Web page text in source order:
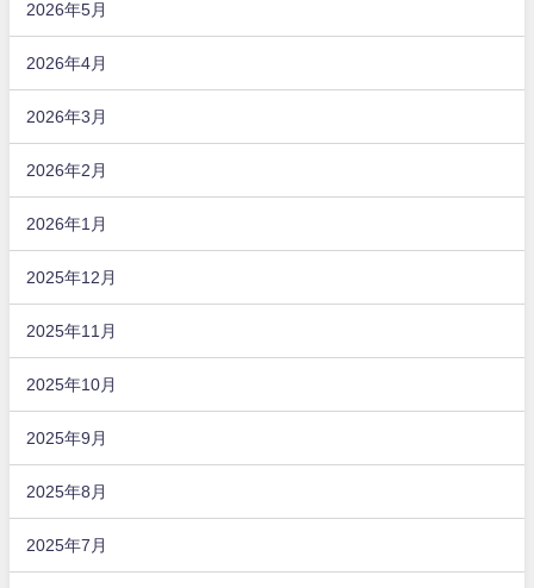
2026年5月
2026年4月
2026年3月
2026年2月
2026年1月
2025年12月
2025年11月
2025年10月
2025年9月
2025年8月
2025年7月